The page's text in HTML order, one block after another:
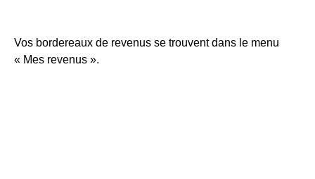
Vos bordereaux de revenus se trouvent dans le menu
« Mes revenus ».